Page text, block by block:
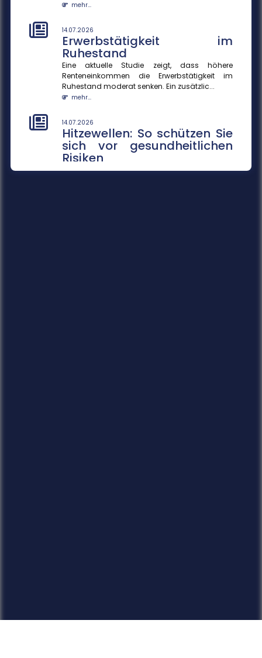
mehr...
14.07.2026
Erwerbstätigkeit im
Ruhestand
Eine aktuelle Studie zeigt, dass höhere
Renteneinkommen die Erwerbstätigkeit im
Ruhestand moderat senken. Ein zusätzlic...
mehr...
14.07.2026
Hitzewellen: So schützen Sie
sich vor gesundheitlichen
Risiken
Extreme Temperaturen belasten den Körper